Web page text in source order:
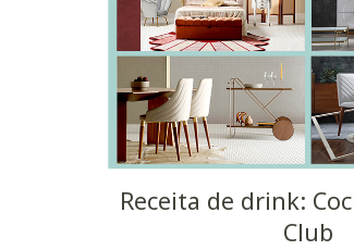
Receita de drink:
Club